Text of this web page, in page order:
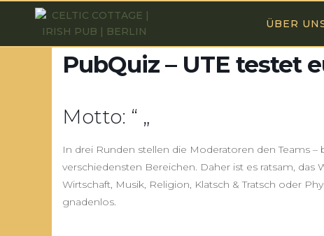
ÜBER
PubQuiz – UTE testet
Motto: “ „
In drei Runden stellen die Moderatoren den Teams
verschiedensten Bereichen. Daher ist es ratsam,
Wirtschaft, Musik, Religion, Klatsch & Tratsch oder
gnadenlos.